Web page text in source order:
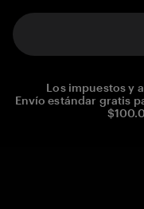
Los impuestos y
Envío estándar gratis